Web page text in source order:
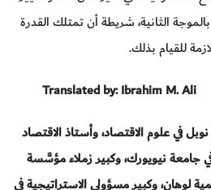
الثانية، شريطة أن تمتلك القدرة
للقيام بذلك.
Translated by: Ibrahim M. Ali
في علوم الاقتصاد، وأستاذ الاقتصاد
جامعة نيويورك، وكبير زملاء مؤسَّسة
لوهان، وكبير مسؤولي الاستراتيجية في